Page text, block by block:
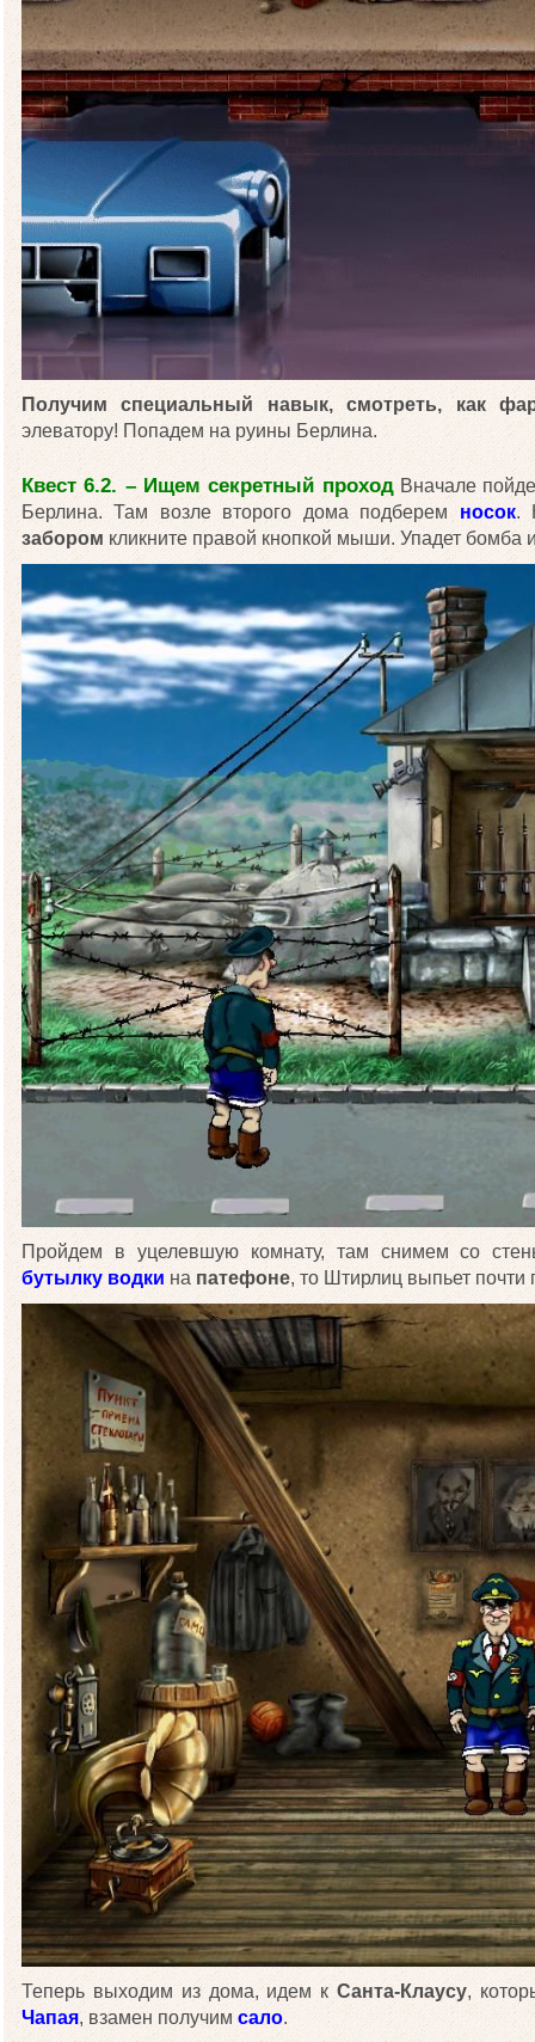
Получим специальный навык, смотреть, как
элеватору! Попадем на руины Берлина.
Квест 6.2. – Ищем секретный проходВначале
Берлина. Там возле второго дома подберем носок.
забором кликните правой кнопкой мыши. Упадет бомба
Пройдем в уцелевшую комнату, там снимем со
бутылку водки на патефоне, то Штирлиц выпьет почти
Теперь выходим из дома, идем кСанта-Клаусу,
Чапая, взамен получим сало.